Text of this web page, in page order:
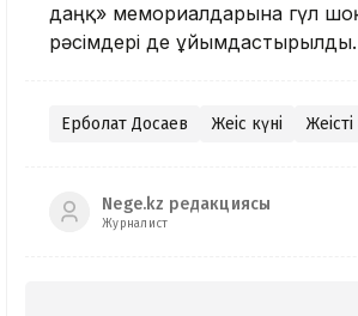
даңқ» мемориалдарына гүл
рәсімдері де ұйымдастырылды.
Ерболат Досаев Жеңіс күні
Nege.kz редакциясы
Журналист